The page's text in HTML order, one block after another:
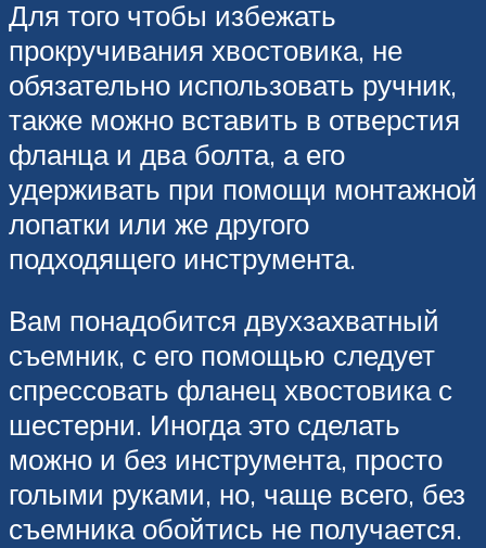
Для того чтобы избежать
прокручивания хвостовика, не
обязательно использовать ручник,
также можно вставить в отверстия
фланца и два болта, а его
удерживать при помощи монтажной
лопатки или же другого
подходящего инструмента.
Вам понадобится двухзахватный
съемник, с его помощью следует
спрессовать фланец хвостовика с
шестерни. Иногда это сделать
можно и без инструмента, просто
голыми руками, но, чаще всего, без
съемника обойтись не получается.